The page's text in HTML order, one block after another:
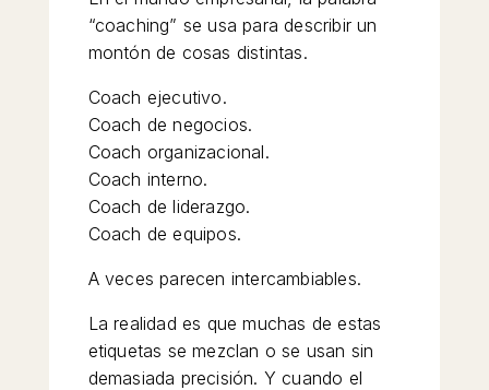
“coaching” se usa para describir un
montón de cosas distintas.
Coach ejecutivo.
Coach de negocios.
Coach organizacional.
Coach interno.
Coach de liderazgo.
Coach de equipos.
A veces parecen intercambiables.
La realidad es que muchas de estas
etiquetas se mezclan o se usan sin
demasiada precisión. Y cuando el